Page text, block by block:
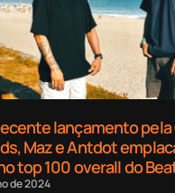
lançamento pela
Maz e Antdot
top 100 overall do
de 2024